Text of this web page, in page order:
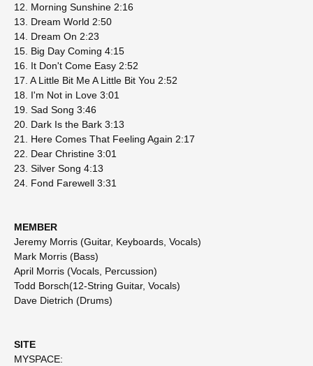
12. Morning Sunshine 2:16
13. Dream World 2:50
14. Dream On 2:23
15. Big Day Coming 4:15
16. It Don't Come Easy 2:52
17. A Little Bit Me A Little Bit You 2:52
18. I'm Not in Love 3:01
19. Sad Song 3:46
20. Dark Is the Bark 3:13
21. Here Comes That Feeling Again 2:17
22. Dear Christine 3:01
23. Silver Song 4:13
24. Fond Farewell 3:31
MEMBER
Jeremy Morris (Guitar, Keyboards, Vocals)
Mark Morris (Bass)
April Morris (Vocals, Percussion)
Todd Borsch(12-String Guitar, Vocals)
Dave Dietrich (Drums)
SITE
MYSPACE: